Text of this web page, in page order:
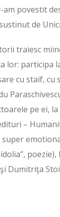
am povestit
de
traiesc
lor: participa
cu staif, cu
pe ei,
–
Dumitriţa